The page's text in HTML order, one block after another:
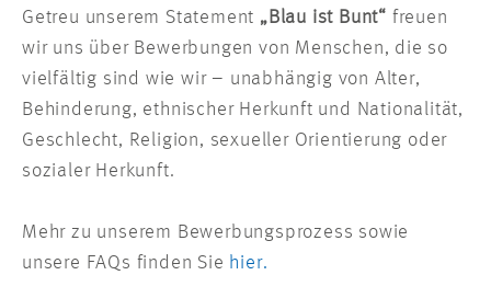
Getreu unserem Statement „Blau ist Bunt“ freuen
wir uns über Bewerbungen von Menschen, die so
vielfältig sind wie wir – unabhängig von Alter,
Behinderung, ethnischer Herkunft und Nationalität,
Geschlecht, Religion, sexueller Orientierung oder
sozialer Herkunft.
Mehr zu unserem Bewerbungsprozess sowie
unsere FAQs finden Sie hier.